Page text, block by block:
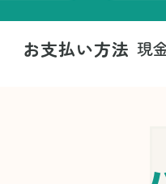
お支払い方法 現